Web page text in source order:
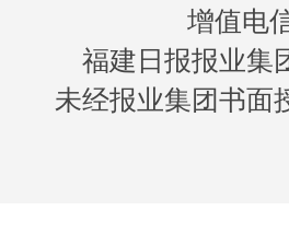
增值电
福建日报报业集
未经报业集团书面